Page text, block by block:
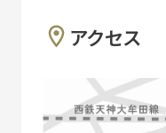
アクセス